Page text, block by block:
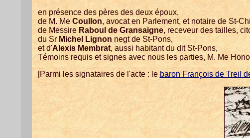
en présence des pères des deux époux,
de M. Me Coullon, avocat en Parlement, et notaire de St-
de Messire Raboul de Gransaigne, receveur des tailles,
du Sr Michel Lignon negt de St-Pons,
et d'Alexis Membrat, aussi habitant du dit St-Pons,
Témoins requis et signes avec nous les parties, M. Me
[Parmi les signataires de l'acte : lebaron François de Treil